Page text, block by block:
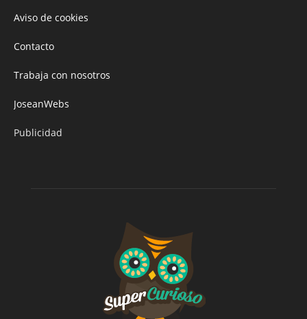
Aviso de cookies
Contacto
Trabaja con nosotros
JoseanWebs
Publicidad